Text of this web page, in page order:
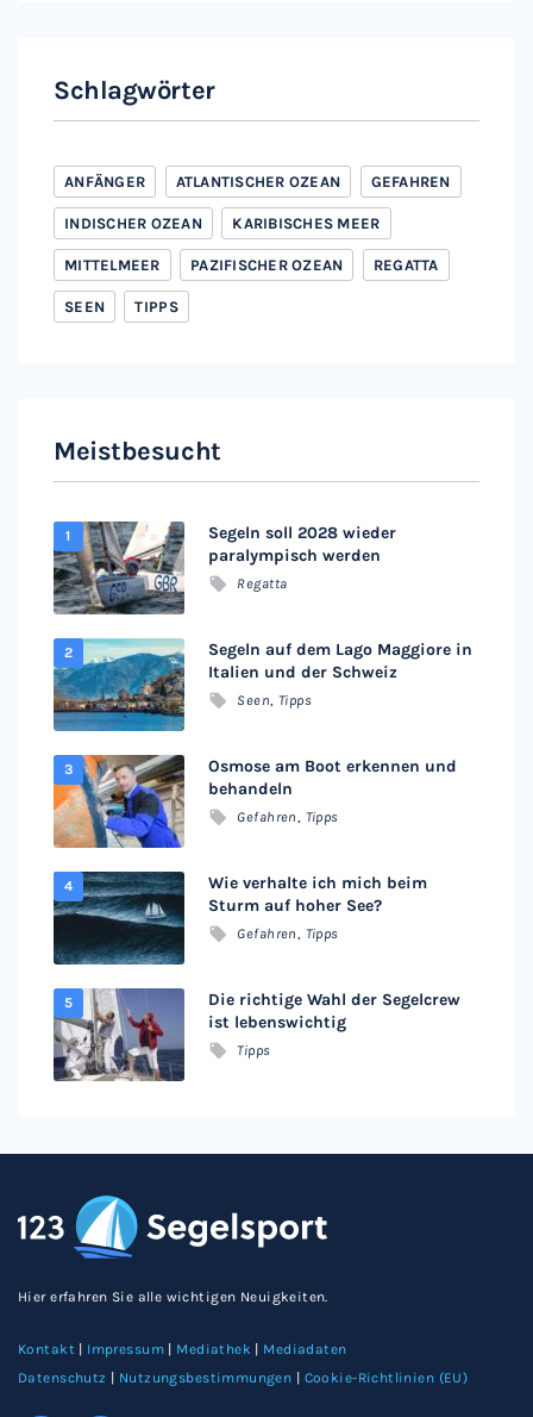
Schlagwörter
ANFÄNGER ATLANTISCHER OZEAN GEFAHREN
INDISCHER OZEAN KARIBISCHES MEER
MITTELMEER PAZIFISCHER OZEAN REGATTA
SEEN TIPPS
Meistbesucht
Segeln soll 2028 wieder
paralympisch werden
Regatta
Segeln auf dem Lago Maggiore in
Italien und der Schweiz
Seen Tipps
Osmose am Boot erkennen und
behandeln
Gefahren Tipps
Wie verhalte ich mich beim
Sturm auf hoher See?
Gefahren Tipps
Die richtige Wahl der Segelcrew
ist lebenswichtig
Tipps
Hier erfahren Sie alle wichtigen Neuigkeiten.
Kontakt Impressum Mediathek
Mediadaten
Datenschutz
Nutzungsbestimmungen Cookie-Richtlinien (EU)